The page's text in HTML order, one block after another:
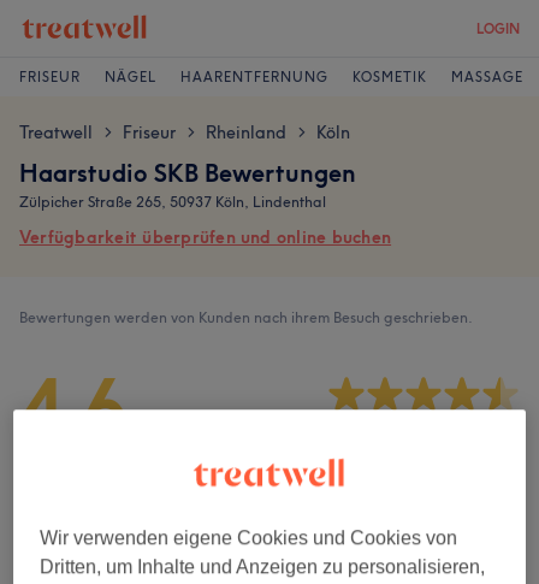
LOGIN
FRISEUR NÄGEL HAARENTFERNUNG KOSMETIK MASSAGE
Treatwell > Friseur > Rheinland > Köln
Haarstudio SKB Bewertungen
Zülpicher Straße 265, 50937 Köln, Lindenthal
Verfügbarkeit überprüfen und online buchen
Bewertungen werden von Kunden nach ihrem Besuch geschrieben.
4,6
Sauberkeit
Wir verwenden eigene Cookies und Cookies von
Dritten, um Inhalte und Anzeigen zu personalisieren,